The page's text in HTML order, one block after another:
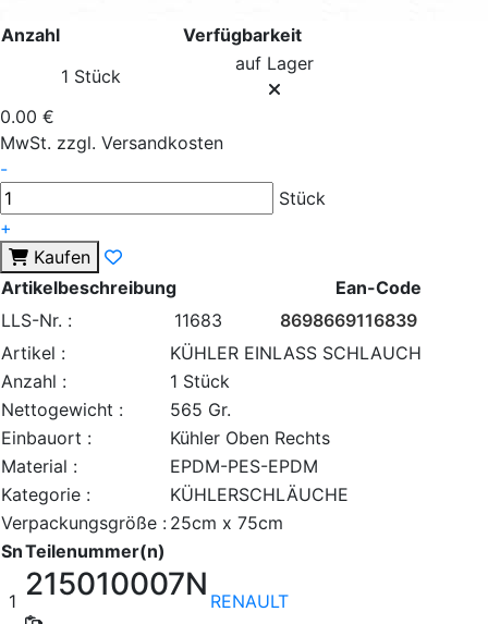
Anzahl
Verfügbarkeit
1 Stück
auf Lager
0.00 €
MwSt. zzgl. Versandkosten
-
Stück
+
Kaufen
Artikelbeschreibung
Ean-Code
LLS-Nr. :
11683
8698669116839
Artikel :
KÜHLER EINLASS SCHLAUCH
Anzahl :
1 Stück
Nettogewicht :
565 Gr.
Einbauort :
Kühler Oben Rechts
Material :
EPDM-PES-EPDM
Kategorie :
KÜHLERSCHLÄUCHE
Verpackungsgröße : 25cm x 75cm
SnTeilenummer(n)
1 215010007N RENAULT